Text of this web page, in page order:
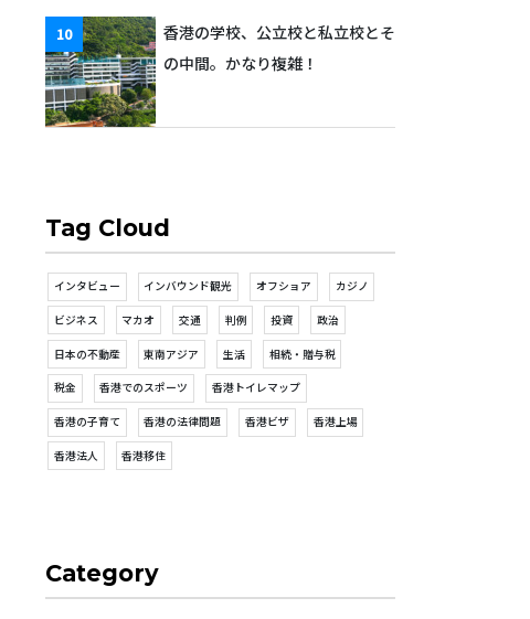
香港の学校、公立校と私立校とそ
の中間。かなり複雑！
Tag Cloud
インタビュー インバウンド観光 オフショア カジノ
ビジネス マカオ 交通 判例 投資 政治
日本の不動産 東南アジア 生活 相続・贈与税
税金 香港でのスポーツ 香港トイレマップ
香港の子育て 香港の法律問題 香港ビザ 香港上場
香港法人 香港移住
Category